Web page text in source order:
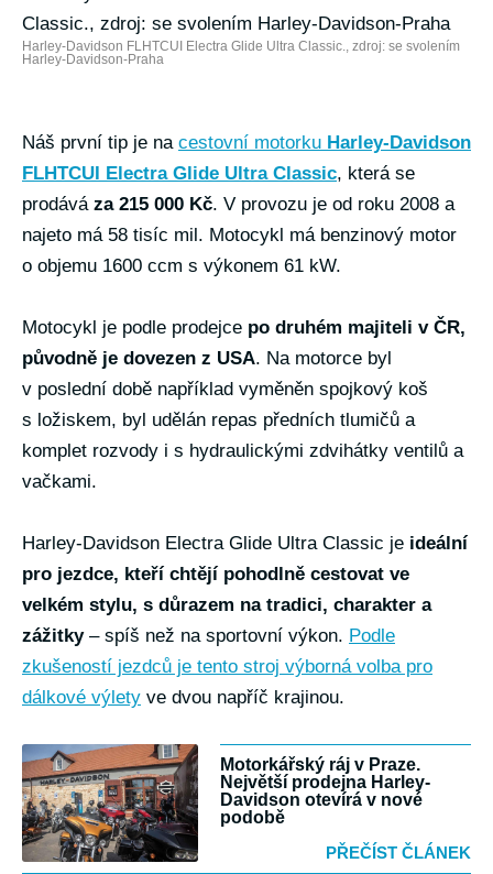
Harley-Davidson FLHTCUI Electra Glide Ultra Classic., zdroj: se svolením
Harley-Davidson-Praha
Náš první tip je na cestovní motorku Harley-Davidson
FLHTCUI Electra Glide Ultra Classic, která se
prodává za 215 000 Kč. V provozu je od roku 2008 a
najeto má 58 tisíc mil. Motocykl má benzinový motor
o objemu 1600 ccm s výkonem 61 kW.
Motocykl je podle prodejce po druhém majiteli v ČR,
původně je dovezen z USA. Na motorce byl
v poslední době například vyměněn spojkový koš
s ložiskem, byl udělán repas předních tlumičů a
komplet rozvody i s hydraulickými zdvihátky ventilů a
vačkami.
Harley-Davidson Electra Glide Ultra Classic je ideální
pro jezdce, kteří chtějí pohodlně cestovat ve
velkém stylu, s důrazem na tradici, charakter a
zážitky– spíš než na sportovní výkon. Podle
zkušeností jezdců je tento stroj výborná volba pro
dálkové výlety ve dvou napříč krajinou.
Motorkářský ráj v Praze.
Největší prodejna Harley-
Davidson otevírá v nové
podobě
PŘEČÍST ČLÁNEK